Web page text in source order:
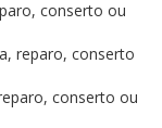
conserto ou
reparo, conserto
conserto ou